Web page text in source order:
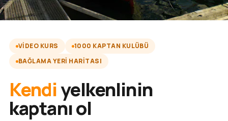
VIDEO KURS
1000 KAPTAN KULÜBÜ
BAĞLAMA YERI HARITASI
Kendiyelkenlinin
kaptanı ol